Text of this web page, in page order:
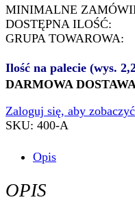
MINIMALNE
DOSTĘPNA
GRUPA
Ilość na palecie (wys.
DARMOWA
Zaloguj się, aby
SKU: 400-A
Opis
OPIS